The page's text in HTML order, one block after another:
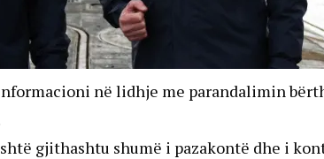
në lidhje me parandalimin
gjithashtu shumë i pazakontë dhe i